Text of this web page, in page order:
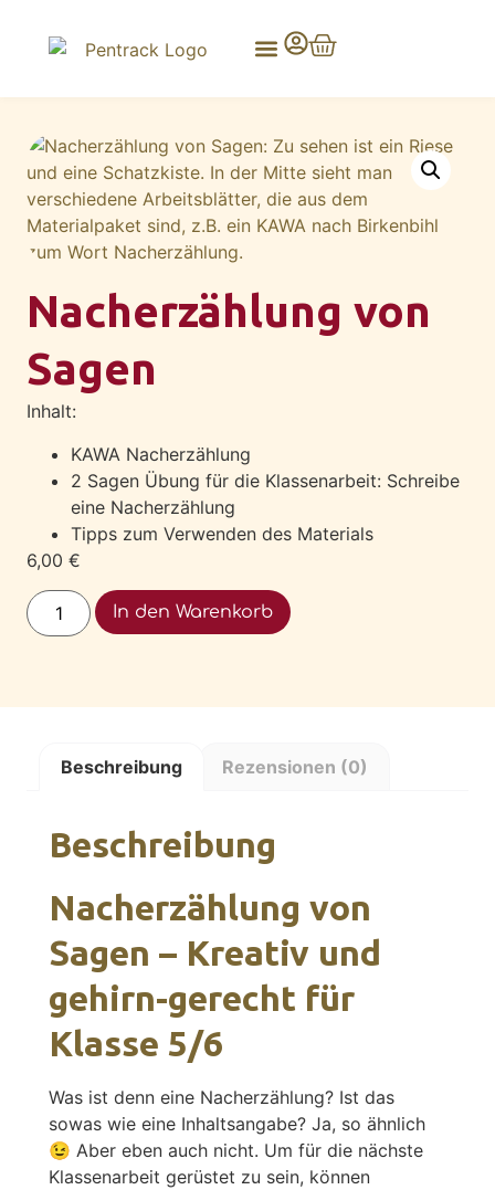
Nacherzählung von
Sagen
Inhalt:
KAWA Nacherzählung
2 Sagen Übung für die Klassenarbeit: Schreibe
eine Nacherzählung
Tipps zum Verwenden des Materials
6,00 €
In den Warenkorb
Beschreibung Rezensionen (0)
Beschreibung
Nacherzählung von
Sagen – Kreativ und
gehirn-gerecht für
Klasse 5/6
Was ist denn eine Nacherzählung? Ist das
sowas wie eine Inhaltsangabe? Ja, so ähnlich
😉 Aber eben auch nicht. Um für die nächste
Klassenarbeit gerüstet zu sein, können